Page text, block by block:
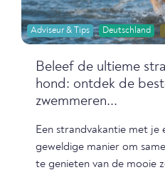
Adviseur & Tips Deutschland
Beleef de ultieme
hond: ontdek de
zwemmeren...
Een strandvakantie met je
geweldige manier om
te genieten van de mooie